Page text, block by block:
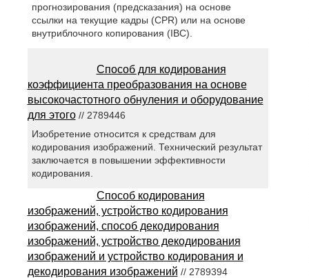
прогнозирования (предсказания) на основе
ссылки на текущие кадры (CPR) или на основе
внутриблочного копирования (IBC).
Способ для кодирования
коэффициента преобразования на основе
высокочастотного обнуления и оборудование
для этого// 2789446
Изобретение относится к средствам для
кодирования изображений. Технический результат
заключается в повышении эффективности
кодирования.
Способ кодирования
изображений, устройство кодирования
изображений, способ декодирования
изображений, устройство декодирования
изображений и устройство кодирования и
декодирования изображений // 2789394